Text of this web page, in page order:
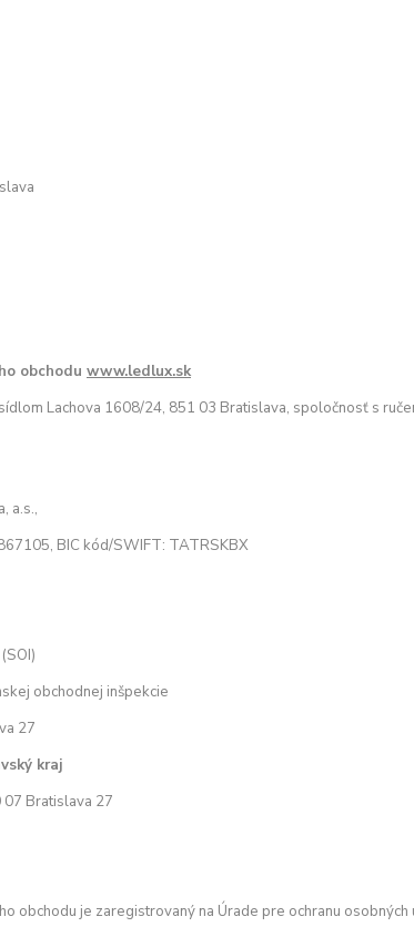
obchodu www.ledlux.sk
Lachova 1608/24, 851 03 Bratislava, spoločnosť s
a.s.,
BIC kód/SWIFT: TATRSKBX
obchodnej inšpekcie
27
kraj
07 Bratislava 27
obchodu je zaregistrovaný na Úrade pre ochranu osobných